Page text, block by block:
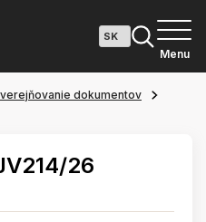
Menu
dokumentov
26